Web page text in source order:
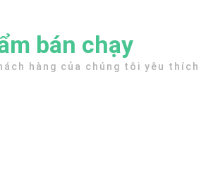
bán chạy
hàng của chúng tôi yêu thích